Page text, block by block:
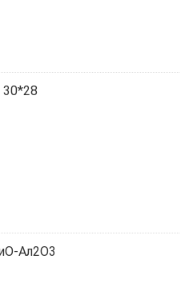
Ал2О3